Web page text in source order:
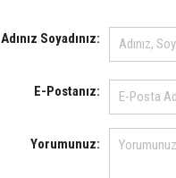
Adınız Soyadınız:
E-Postanız:
Yorumunuz: